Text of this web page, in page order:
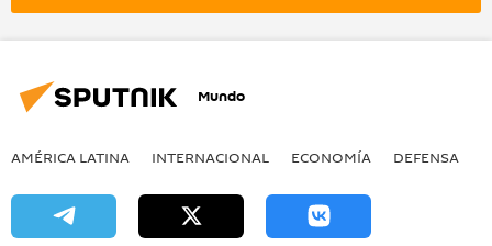
Bosnia Herzegovina
Balcanes
República Srpska
Zajar Prilepin
noticias
Mundo
AMÉRICA LATINA INTERNACIONAL ECONOMÍA DEFENSA